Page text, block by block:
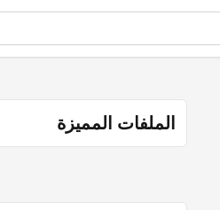
الملفات المميزة